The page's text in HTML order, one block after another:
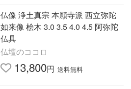
仏像 浄土真宗 本願寺派 西立弥陀
如来像 桧木 3.0 3.5 4.0 4.5 阿弥陀
仏具
仏壇のココロ
13,800円 送料無料